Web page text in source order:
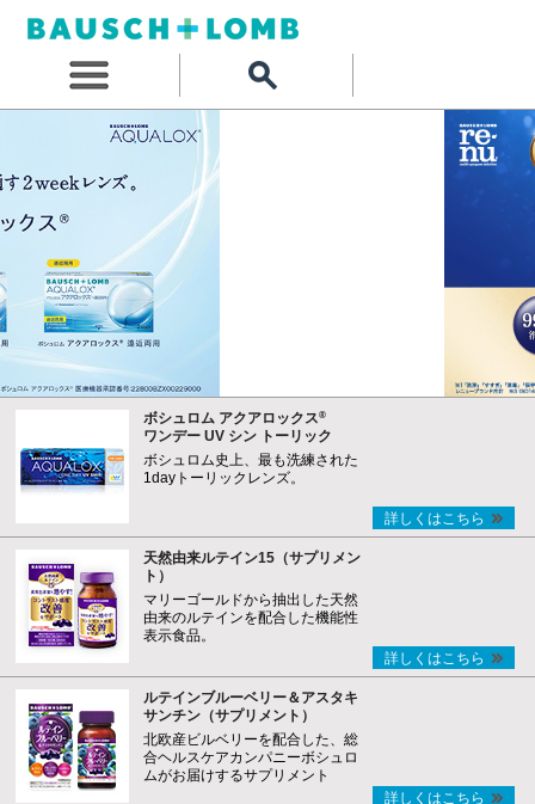
ボシュロム アクアロックス®
ワンデー UV シン トーリック
ボシュロム史上、最も洗練された
1dayトーリックレンズ。
詳しくはこちら
天然由来ルテイン15（サプリメン
ト）
マリーゴールドから抽出した天然
由来のルテインを配合した機能性
表示食品。
詳しくはこちら
ルテインブルーベリー＆アスタキ
サンチン（サプリメント）
北欧産ビルベリーを配合した、総
合ヘルスケアカンパニーボシュロ
ムがお届けするサプリメント
詳しくはこちら